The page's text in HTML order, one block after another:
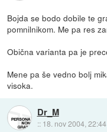
Bojda se bodo dobile te
pomnilnikom. Me pa res
Obična varianta pa je
Mene pa še vedno bolj
visoka.
Dr_M
:: 18. nov 2004, 22:44